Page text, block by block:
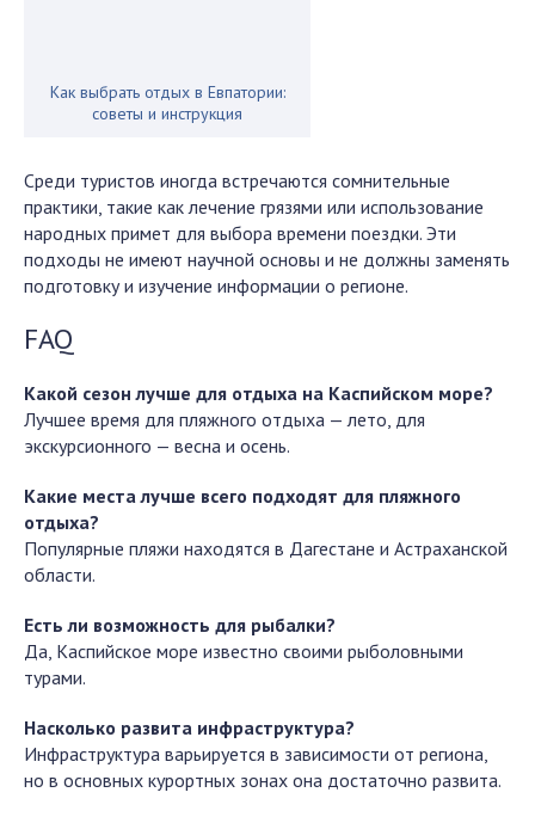
Как выбрать отдых в Евпатории:
советы и инструкция
Среди туристов иногда встречаются сомнительные
практики, такие как лечение грязями или использование
народных примет для выбора времени поездки. Эти
подходы не имеют научной основы и не должны заменять
подготовку и изучение информации о регионе.
FAQ
Какой сезон лучше для отдыха на Каспийском море?
Лучшее время для пляжного отдыха — лето, для
экскурсионного — весна и осень.
Какие места лучше всего подходят для пляжного
отдыха?
Популярные пляжи находятся в Дагестане и Астраханской
области.
Есть ли возможность для рыбалки?
Да, Каспийское море известно своими рыболовными
турами.
Насколько развита инфраструктура?
Инфраструктура варьируется в зависимости от региона,
но в основных курортных зонах она достаточно развита.